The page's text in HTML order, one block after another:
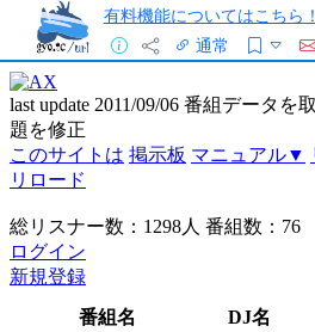
有料機能についてはこちら！
通常